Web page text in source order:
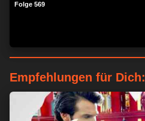
Folge 569
Empfehlungen für Dich: